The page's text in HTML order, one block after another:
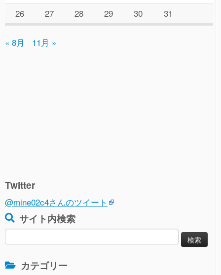
26
27 28 29 30 31
« 8月 11月 »
Twitter
@mine02c4さんのツイート
サイト内検索
索:
カテゴリー